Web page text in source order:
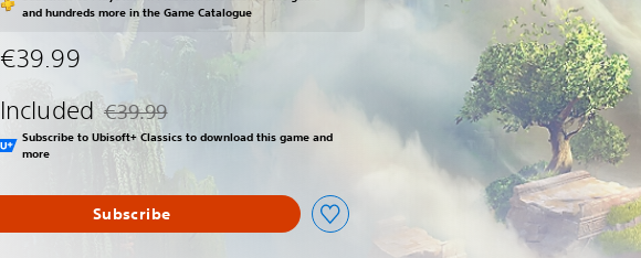
and hundreds more in the Game Catalogue
€39.99
Included Discounted from original price of €39.99
€39.99
Subscribe to Ubisoft+ Classics to download this game and
more
Subscribe